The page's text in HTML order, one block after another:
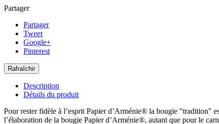
Partager
Partager
Tweet
Google+
Pinterest
Description
Détails du produit
Pour rester fidèle à l’esprit Papier d’Arménie® la bougie "tradition"
l’élaboration de la bougie Papier d’Arménie®, autant que pour le